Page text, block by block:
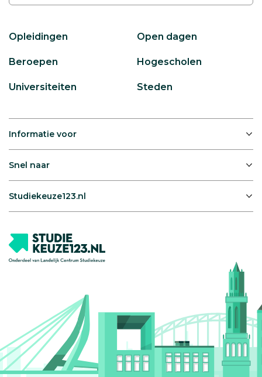
Opleidingen Open dagen
Beroepen Hogescholen
Universiteiten Steden
Informatie voor
Snel naar
Studiekeuze123.nl